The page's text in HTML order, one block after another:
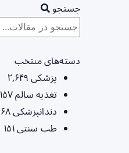
جستجو
دسته‌های منتخب
پزشکی ۲,۶۴۹
تغذیه سالم۱۵۷
دندانپزشکی۶۸
طب سنتی۱۵۱